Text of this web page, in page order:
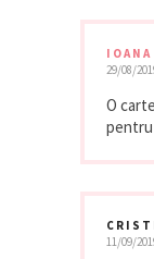
IOANA
29/08/
O
11/09/